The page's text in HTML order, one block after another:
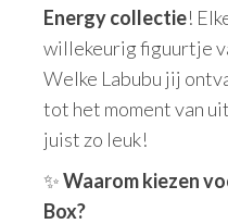
Energy collectie!
willekeurig figuurtje
Welke Labubu jij
tot het moment van
juist zo leuk!
✨Waarom kiezen
Box?